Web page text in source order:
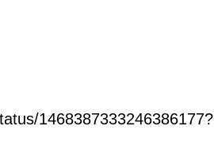
1468387333246386177?